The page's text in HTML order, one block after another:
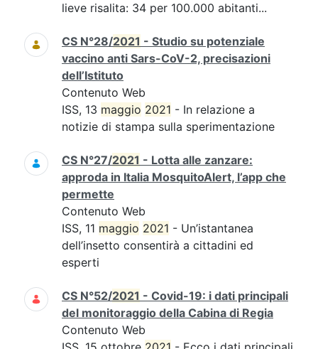
lieve risalita: 34 per 100.000 abitanti...
CS N°28/2021 - Studio su potenziale
vaccino anti Sars-CoV-2, precisazioni
dell’Istituto
Contenuto Web
ISS, 13 maggio 2021 - In relazione a
notizie di stampa sulla sperimentazione
CS N°27/2021 - Lotta alle zanzare:
approda in Italia MosquitoAlert, l’app che
permette
Contenuto Web
ISS, 11 maggio 2021 - Un’istantanea
dell’insetto consentirà a cittadini ed
esperti
CS N°52/2021 - Covid-19: i dati principali
del monitoraggio della Cabina di Regia
Contenuto Web